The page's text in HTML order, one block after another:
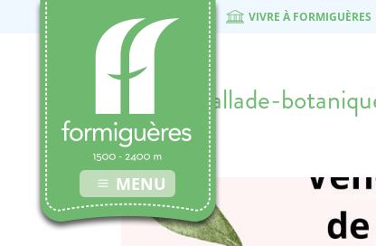
MENU
VIVRE À FORMIGUÈRES
17-07-Ballade-
26 juin 2026